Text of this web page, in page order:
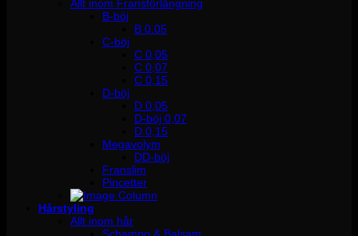
Allt inom Fransförlängning
B-böj
B 0.05
C-böj
C 0,05
C 0,07
C 0,15
D-böj
D 0,05
D-böj 0,07
D 0,15
Megavolym
DD-böj
Franslim
Pincetter
Hårstyling
Allt inom hår
Schampo & Balsam